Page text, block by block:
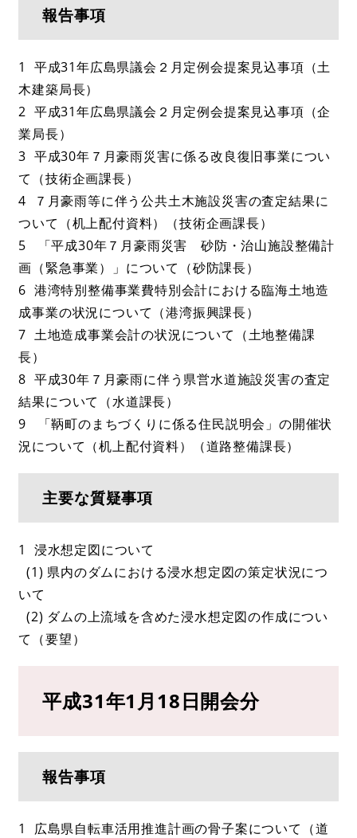
報告事項
1 平成31年広島県議会２月定例会提案見込事項（土
木建築局長）
2 平成31年広島県議会２月定例会提案見込事項（企
業局長）
3 平成30年７月豪雨災害に係る改良復旧事業につい
て（技術企画課長）
4 ７月豪雨等に伴う公共土木施設災害の査定結果に
ついて（机上配付資料）（技術企画課長）
5 「平成30年７月豪雨災害 砂防・治山施設整備計
画（緊急事業）」について（砂防課長）
6 港湾特別整備事業費特別会計における臨海土地造
成事業の状況について（港湾振興課長）
7 土地造成事業会計の状況について（土地整備課
長）
8 平成30年７月豪雨に伴う県営水道施設災害の査定
結果について（水道課長）
9 「鞆町のまちづくりに係る住民説明会」の開催状
況について（机上配付資料）（道路整備課長）
主要な質疑事項
1 浸水想定図について
(1) 県内のダムにおける浸水想定図の策定状況につ
いて
(2) ダムの上流域を含めた浸水想定図の作成につい
て（要望）
平成31年1月18日開会分
報告事項
1 広島県自転車活用推進計画の骨子案について（道